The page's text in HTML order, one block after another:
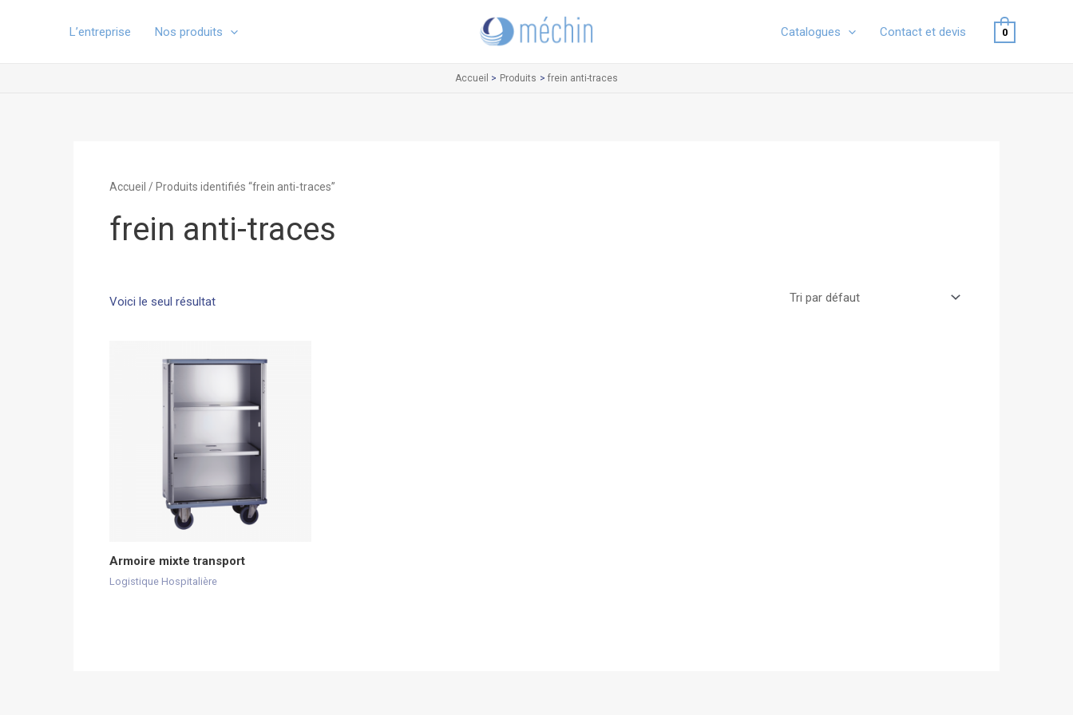
L’entreprise Nos produits Catalogues Contact et devis 0
Accueil Produits frein anti-traces
Accueil / Produits identifiés “frein anti-traces”
frein anti-traces
Voici le seul résultat
Armoire mixte transport
Logistique Hospitalière